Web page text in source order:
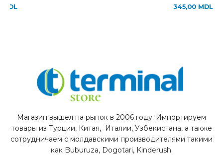
MDL 345,00 MDL
Магазин вышел на рынок в 2006 году. Импортируем
товары из Турции, Китая, Италии, Узбекистана, а также
сотрудничаем с молдавскими производителями такими
как Buburuza, Dogotari, Kinderush.